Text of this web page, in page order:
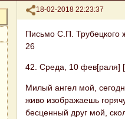
Поделиться
18-02-2018 22:23:37
Письмо С.П. Трубецкого
26
42. Среда, 10 фев[раля]
Милый ангел мой,
живо изображаешь
бесценный друг мой,